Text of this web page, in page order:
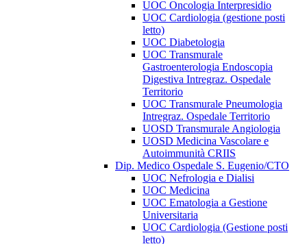
UOC Oncologia Interpresidio
UOC Cardiologia (gestione posti
letto)
UOC Diabetologia
UOC Transmurale
Gastroenterologia Endoscopia
Digestiva Intregraz. Ospedale
Territorio
UOC Transmurale Pneumologia
Intregraz. Ospedale Territorio
UOSD Transmurale Angiologia
UOSD Medicina Vascolare e
Autoimmunità CRIIS
Dip. Medico Ospedale S. Eugenio/CTO
UOC Nefrologia e Dialisi
UOC Medicina
UOC Ematologia a Gestione
Universitaria
UOC Cardiologia (Gestione posti
letto)